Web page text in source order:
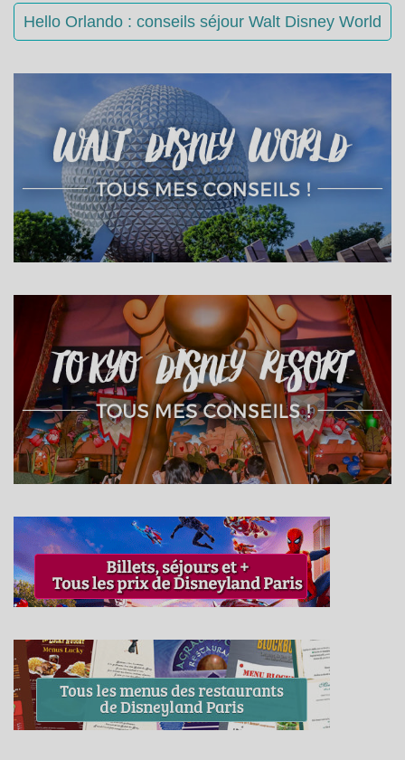
Hello Orlando : conseils séjour Walt Disney World